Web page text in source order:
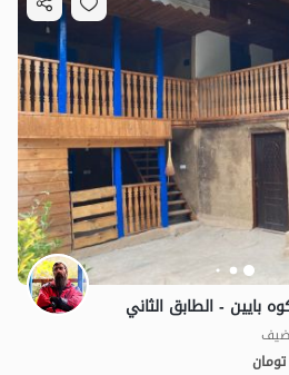
بايين - الطابق الثاني
تومان